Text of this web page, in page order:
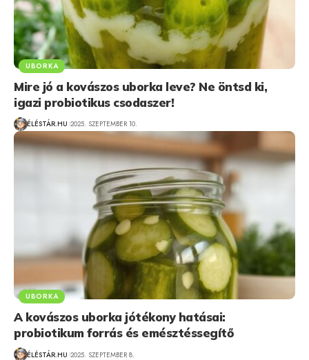
UBORKA
Mire jó a kovászos uborka leve? Ne öntsd ki,
igazi probiotikus csodaszer!
ÉLÉSTÁR.HU 2025. SZEPTEMBER 10.
UBORKA
A kovászos uborka jótékony hatásai:
probiotikum forrás és emésztéssegítő
ÉLÉSTÁR.HU 2025. SZEPTEMBER 8.